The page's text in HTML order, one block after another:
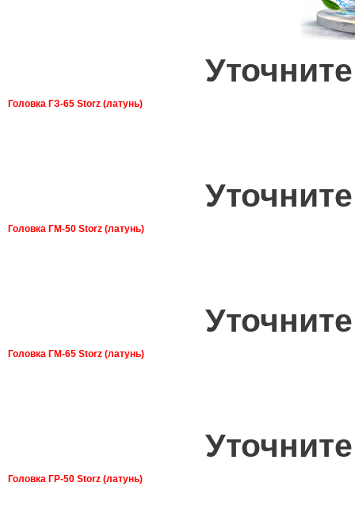
Головка ГЗ-65 Storz (латунь)
Головка ГМ-50 Storz (латунь)
Головка ГМ-65 Storz (латунь)
Головка ГР-50 Storz (латунь)